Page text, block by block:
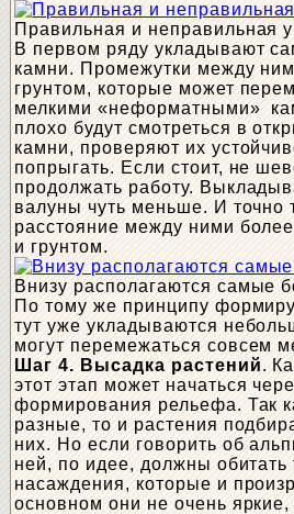
Правильная и неправильная
В первом ряду укладывают
камни. Промежутки между
грунтом, которые может
мелкими «неформатными»
плохо будут смотреться в
камни, проверяют их
попрыгать. Если стоит, не
продолжать работу.
валуны чуть меньше. И точно
расстояние между ними
и грунтом.
Внизу располагаются самые
По тому же принципу
тут уже укладываются
могут перемежаться совсем
Шаг 4. Высадка растений.
этот этап может начаться
формирования рельефа. Так
разные, то и растения
них. Но если говорить об
ней, по идее, должны обитать
насаждения, которые и
основном они не очень